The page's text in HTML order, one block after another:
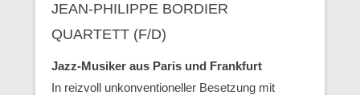
JEAN-PHILIPPE BORDIER
QUARTETT (F/D)
Jazz-Musiker aus Paris und Frankfurt
In reizvoll unkonventioneller Besetzung mit